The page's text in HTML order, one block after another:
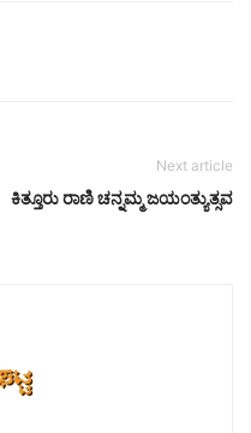
Next article
ಕಿತ್ತೂರು ರಾಣಿ ಚನ್ನಮ್ಮ ಜಯಂತ್ಯುತ್ಸವ